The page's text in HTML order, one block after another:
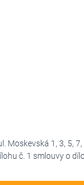
Moskevská 1, 3, 5,
č. 1 smlouvy o